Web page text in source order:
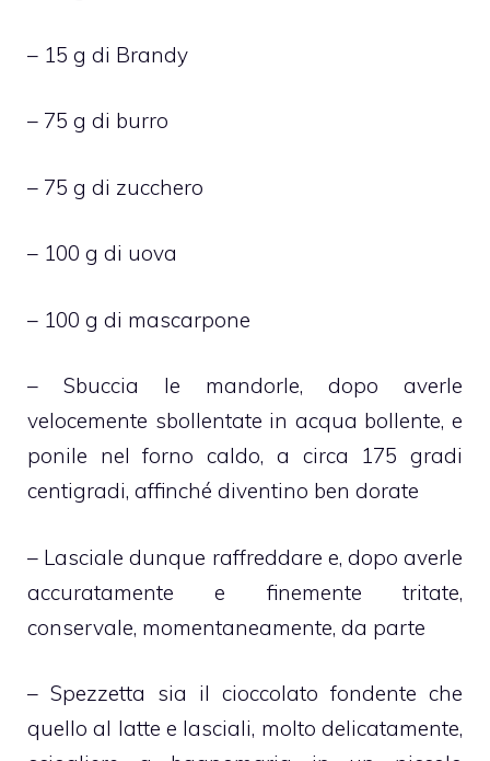
– 15 g di Brandy
– 75 g di burro
– 75 g di zucchero
– 100 g di uova
– 100 g di mascarpone
– Sbuccia le mandorle, dopo averle
velocemente sbollentate in acqua bollente, e
ponile nel forno caldo, a circa 175 gradi
centigradi, affinché diventino ben dorate
– Lasciale dunque raffreddare e, dopo averle
accuratamente e finemente tritate,
conservale, momentaneamente, da parte
– Spezzetta sia il cioccolato fondente che
quello al latte e lasciali, molto delicatamente,